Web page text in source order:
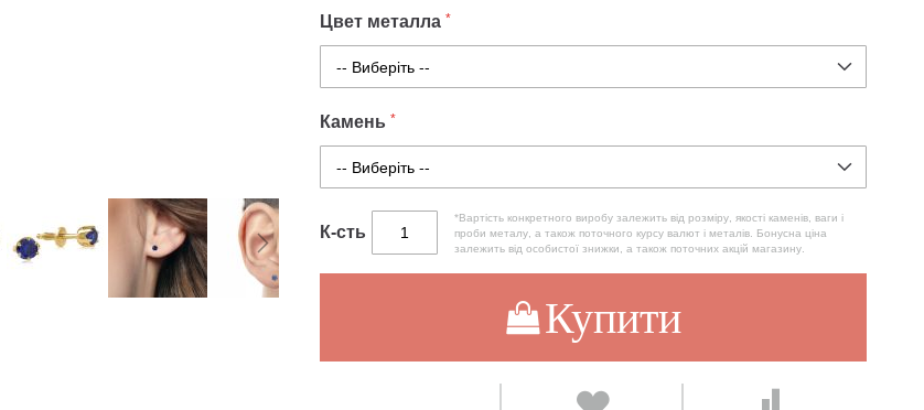
Цвет металла
Камень
К-сть
*Вартість конкретного виробу залежить від розміру, якості каменів, ваги і
проби металу, а також поточного курсу валют і металів. Бонусна ціна
залежить від особистої знижки, а також поточних акцій магазину.
Купити